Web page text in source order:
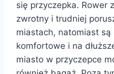
się przyczepka. Rower
zwrotny i trudniej
miastach, natomiast są
komfortowe i na
miasto w przyczepce